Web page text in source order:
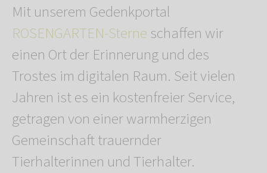
Mit unserem Gedenkportal
ROSENGARTEN-Sterneschaffen wir
einen Ort der Erinnerung und des
Trostes im digitalen Raum. Seit vielen
Jahren ist es ein kostenfreier Service,
getragen von einer warmherzigen
Gemeinschaft trauernder
Tierhalterinnen und Tierhalter.